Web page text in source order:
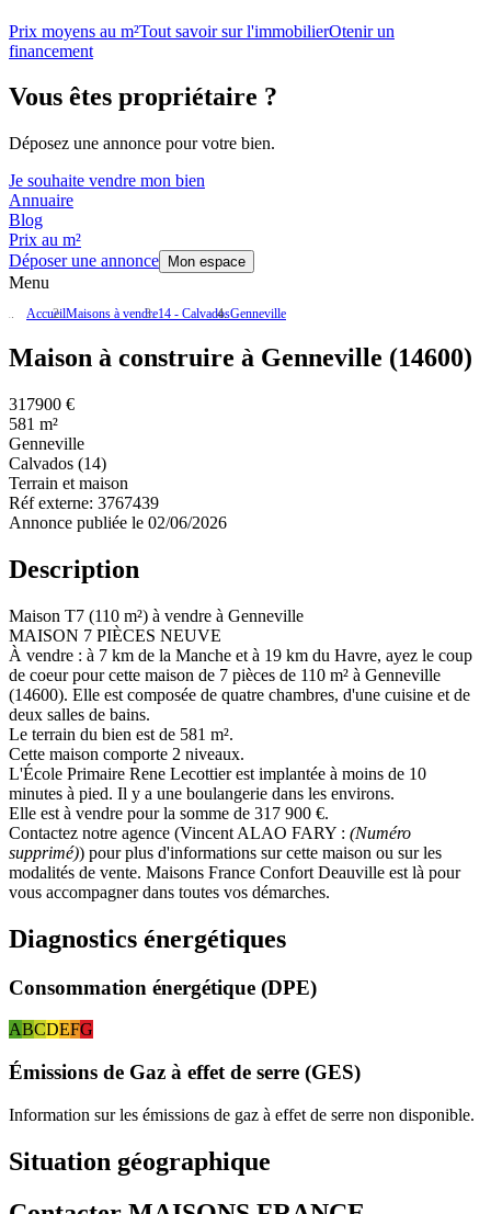
Prix moyens au m²Tout savoir sur l'immobilierOtenir un
financement
Vous êtes propriétaire ?
Déposez une annonce pour votre bien.
Je souhaite vendre mon bien
Annuaire
Blog
Prix au m²
Déposer une annonce
Mon espace
Menu
AccueilMaisons à vendre14 - CalvadosGenneville
Maison à construire à Genneville (14600)
317900 €
581 m²
Genneville
Calvados (14)
Terrain et maison
Réf externe: 3767439
Annonce publiée le 02/06/2026
Description
Maison T7 (110 m²) à vendre à Genneville
MAISON 7 PIÈCES NEUVE
À vendre : à 7 km de la Manche et à 19 km du Havre, ayez le coup
de coeur pour cette maison de 7 pièces de 110 m² à Genneville
(14600). Elle est composée de quatre chambres, d'une cuisine et de
deux salles de bains.
Le terrain du bien est de 581 m².
Cette maison comporte 2 niveaux.
L'École Primaire Rene Lecottier est implantée à moins de 10
minutes à pied. Il y a une boulangerie dans les environs.
Elle est à vendre pour la somme de 317 900 €.
Contactez notre agence (Vincent ALAO FARY : (Numéro
supprimé)) pour plus d'informations sur cette maison ou sur les
modalités de vente. Maisons France Confort Deauville est là pour
vous accompagner dans toutes vos démarches.
Diagnostics énergétiques
Consommation énergétique (DPE)
ABCDEFG
Émissions de Gaz à effet de serre (GES)
Information sur les émissions de gaz à effet de serre non disponible.
Situation géographique